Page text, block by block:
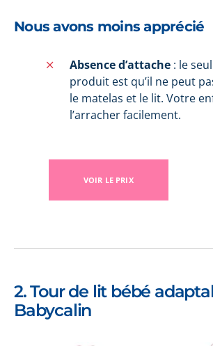
Nous avons moins apprécié
Absence d’attache : le
produit est qu’il ne peut
le matelas et le lit. Votre
l’arracher facilement.
VOIR LE PRIX
2. Tour de lit bébé
Babycalin